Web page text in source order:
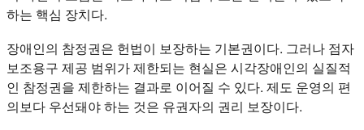
하는 핵심 장치다.
장애인의 참정권은 헌법이 보장하는 기본권이다. 그러나 점자
보조용구 제공 범위가 제한되는 현실은 시각장애인의 실질적
인 참정권을 제한하는 결과로 이어질 수 있다. 제도 운영의 편
의보다 우선돼야 하는 것은 유권자의 권리 보장이다.